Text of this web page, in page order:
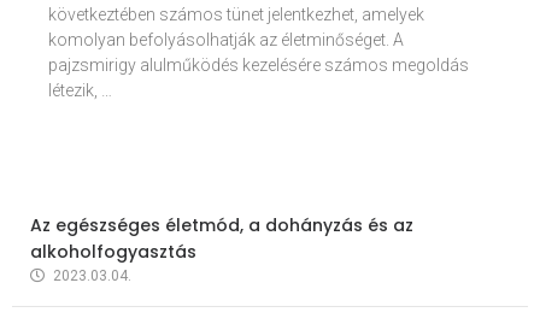
következtében számos tünet jelentkezhet, amelyek
komolyan befolyásolhatják az életminőséget. A
pajzsmirigy alulműködés kezelésére számos megoldás
létezik, …
Az egészséges életmód, a dohányzás és az
alkoholfogyasztás
2023.03.04.